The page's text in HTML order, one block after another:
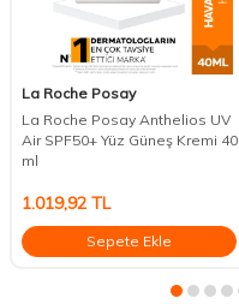
La Roche Posay
La Roche Posay Anthelios UV
Air SPF50+ Yüz Güneş Kremi 40
ml
1.019,92 TL
Sepete Ekle